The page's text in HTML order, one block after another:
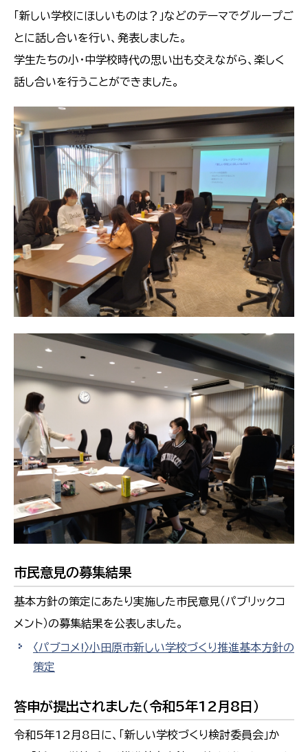
「新しい学校にほしいものは？」などのテーマでグループご
とに話し合いを行い、発表しました。
学生たちの小・中学校時代の思い出も交えながら、楽しく
話し合いを行うことができました。
市民意見の募集結果
基本方針の策定にあたり実施した市民意見（パブリックコ
メント）の募集結果を公表しました。
〈パブコメ!〉小田原市新しい学校づくり推進基本方針の
策定
答申が提出されました（令和5年12月8日）
令和5年12月8日に、「新しい学校づくり検討委員会」か